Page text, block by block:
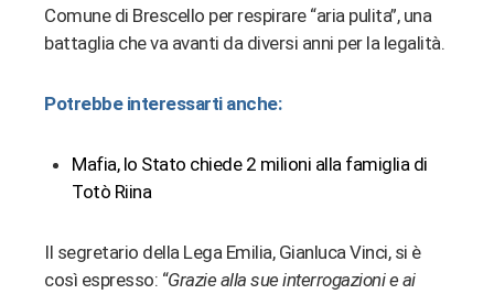
Comune di Brescello per respirare “aria pulita”, una
battaglia che va avanti da diversi anni per la legalità.
Potrebbe interessarti anche:
Mafia, lo Stato chiede 2 milioni alla famiglia di
Totò Riina
Il segretario della Lega Emilia, Gianluca Vinci, si è
così espresso: “Grazie alla sue interrogazioni e ai